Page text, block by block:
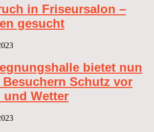
in Friseursalon –
gesucht
bietet nun
Besuchern Schutz vor
und Wetter